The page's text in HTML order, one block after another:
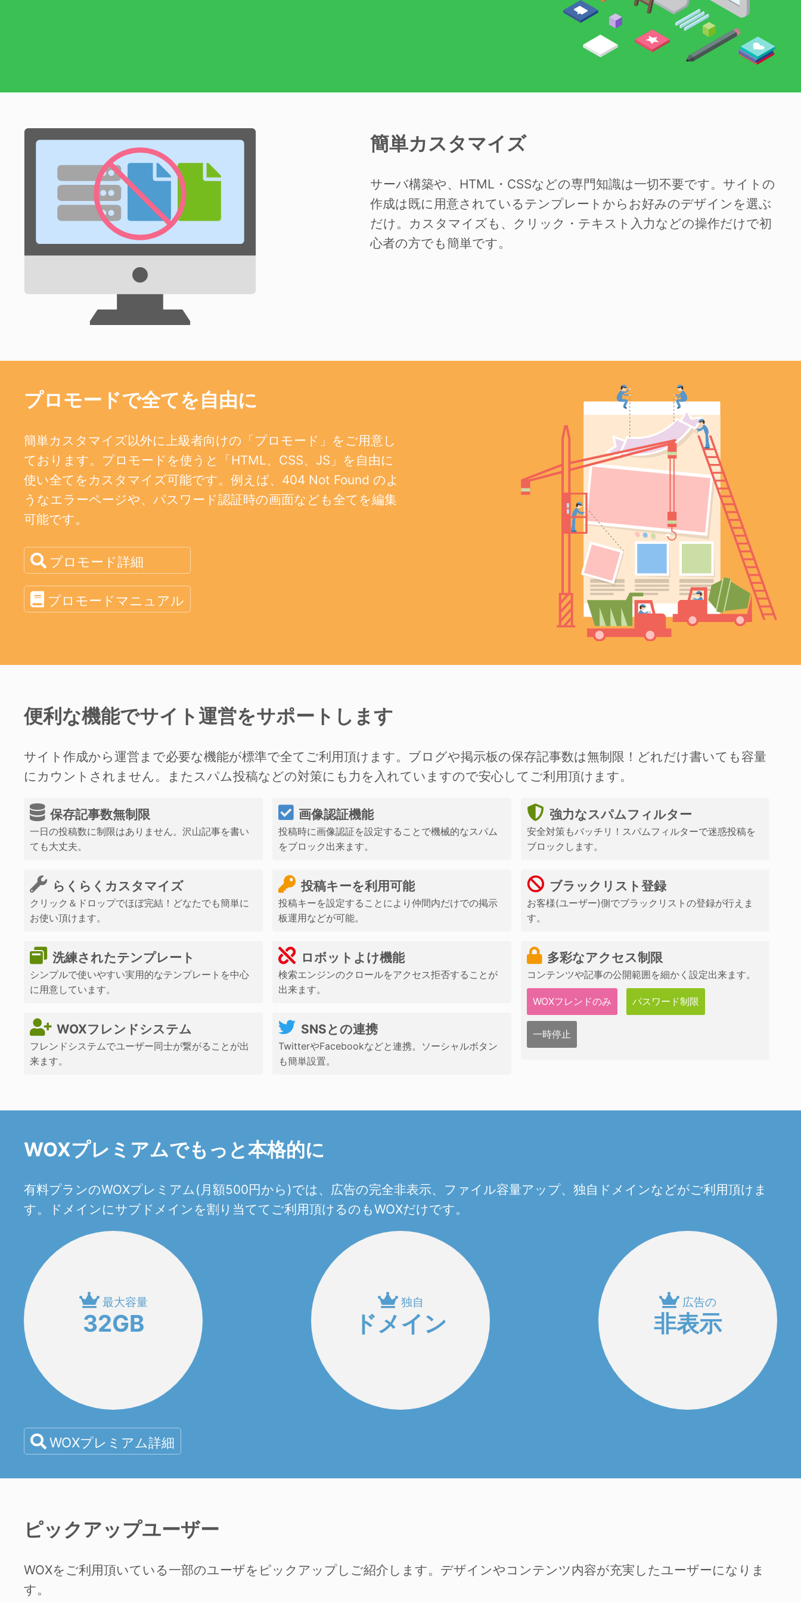
簡単カスタマイズ
サーバ構築や、HTML・CSSなどの専門知識は一切不要です。サイトの
作成は既に用意されているテンプレートからお好みのデザインを選ぶ
だけ。カスタマイズも、クリック・テキスト入力などの操作だけで初
心者の方でも簡単です。
プロモードで全てを自由に
簡単カスタマイズ以外に上級者向けの「プロモード」をご用意し
ております。プロモードを使うと「HTML、CSS、JS」を自由に
使い全てをカスタマイズ可能です。例えば、404 Not Found のよ
うなエラーページや、パスワード認証時の画面なども全てを編集
可能です。
プロモード詳細
プロモードマニュアル
便利な機能でサイト運営をサポートします
サイト作成から運営まで必要な機能が標準で全てご利用頂けます。ブログや掲示板の保存記事数は無制限！どれだけ書いても容量
にカウントされません。またスパム投稿などの対策にも力を入れていますので安心してご利用頂けます。
保存記事数無制限
一日の投稿数に制限はありません。沢山記事を書い
ても大丈夫。
らくらくカスタマイズ
クリック＆ドロップでほぼ完結！どなたでも簡単に
お使い頂けます。
洗練されたテンプレート
シンプルで使いやすい実用的なテンプレートを中心
に用意しています。
WOXフレンドシステム
フレンドシステムでユーザー同士が繋がることが出
来ます。
画像認証機能
投稿時に画像認証を設定することで機械的なスパム
をブロック出来ます。
投稿キーを利用可能
投稿キーを設定することにより仲間内だけでの掲示
板運用などが可能。
ロボットよけ機能
検索エンジンのクロールをアクセス拒否することが
出来ます。
SNSとの連携
TwitterやFacebookなどと連携。ソーシャルボタン
も簡単設置。
強力なスパムフィルター
安全対策もバッチリ！スパムフィルターで迷惑投稿を
ブロックします。
ブラックリスト登録
お客様(ユーザー)側でブラックリストの登録が行えま
す。
多彩なアクセス制限
コンテンツや記事の公開範囲を細かく設定出来ます。
WOXフレンドのみ パスワード制限
一時停止
WOXプレミアムでもっと本格的に
有料プランのWOXプレミアム(月額500円から)では、広告の完全非表示、ファイル容量アップ、独自ドメインなどがご利用頂けま
す。ドメインにサブドメインを割り当ててご利用頂けるのもWOXだけです。
最大容量
32GB
独自
ドメイン
広告の
非表示
WOXプレミアム詳細
ピックアップユーザー
WOXをご利用頂いている一部のユーザをピックアップしご紹介します。デザインやコンテンツ内容が充実したユーザーになりま
す。